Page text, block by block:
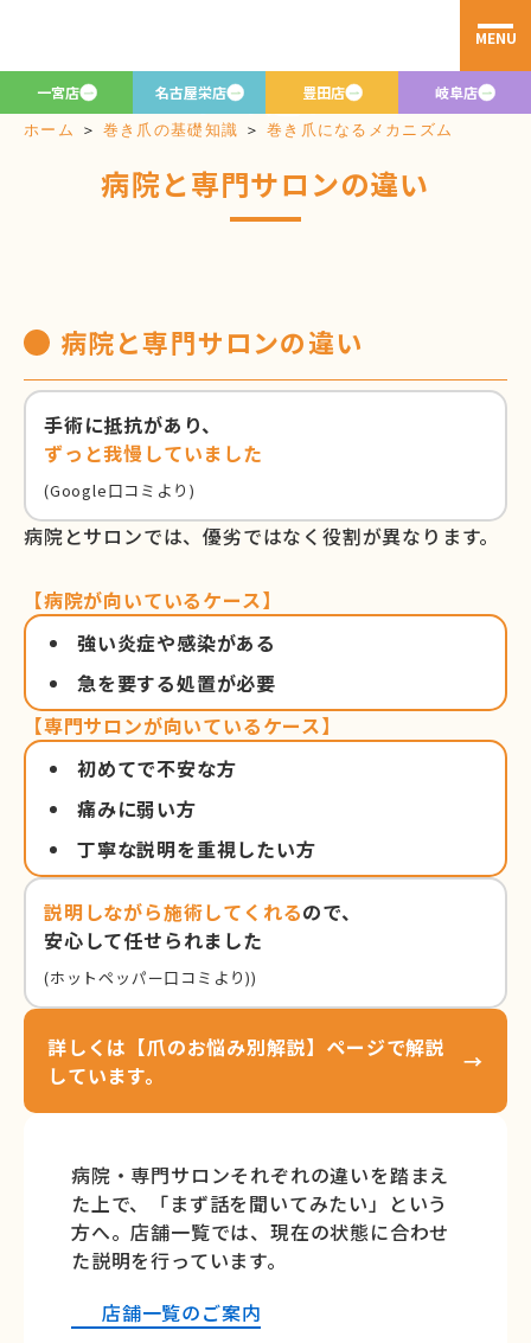
MENU
一宮店 名古屋栄店 豊田店 岐阜店
病院と専門サロ
ンの違い
ホーム ＞ 巻き爪の基礎知識 ＞ 巻き爪になるメカニズム
病院と専門サロンの違い
病院と専門サロンの違い
手術に抵抗があり、
ずっと我慢していました
(Google口コミより)
病院とサロンでは、優劣ではなく役割が異なります。
【病院が向いているケース】
強い炎症や感染がある
急を要する処置が必要
【専門サロンが向いているケース】
初めてで不安な方
痛みに弱い方
丁寧な説明を重視したい方
説明しながら施術してくれるので、
安心して任せられました
(ホットペッパー口コミより))
詳しくは【爪のお悩み別解説】ページで解説
しています。
病院・専門サロンそれぞれの違いを踏まえ
た上で、「まず話を聞いてみたい」という
方へ。店舗一覧では、現在の状態に合わせ
た説明を行っています。
店舗一覧のご案内